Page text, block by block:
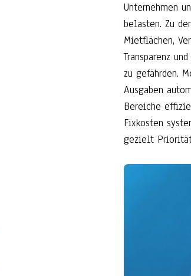
Unternehmen
belasten. Zu
Mietflächen,
Transparenz
zu gefährden.
Ausgaben
Bereiche
Fixkosten
gezielt